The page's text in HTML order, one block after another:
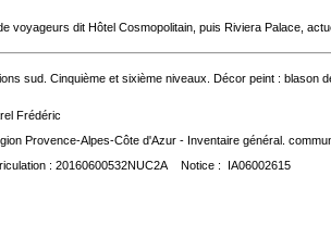
voyageurs dit Hôtel Cosmopolitain, puis Riviera Palace,
sud. Cinquième et sixième niveaux. Décor peint : blason
Frédéric
Provence-Alpes-Côte d'Azur - Inventaire général.
: 20160600532NUC2A Notice : IA06002615